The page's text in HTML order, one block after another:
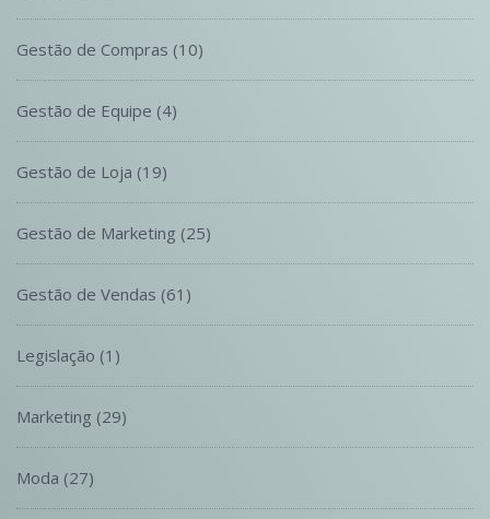
Gestão de Compras (10)
Gestão de Equipe (4)
Gestão de Loja (19)
Gestão de Marketing (25)
Gestão de Vendas (61)
Legislação (1)
Marketing (29)
Moda (27)